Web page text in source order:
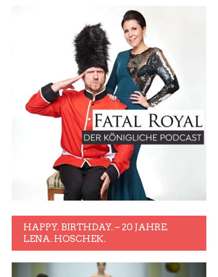
HAPPY. BIRTHDAY. – 20 JAHRE.
LENA. HOSCHEK.